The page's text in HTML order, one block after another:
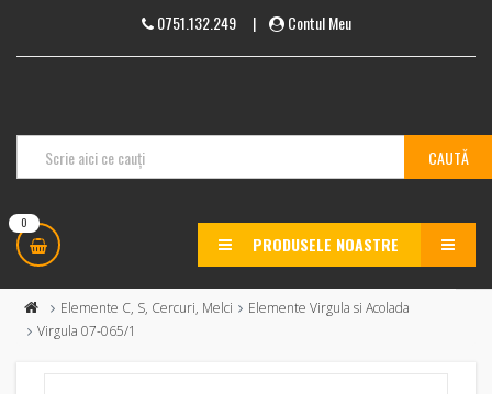
0751.132.249| Contul Meu
0
PRODUSELE NOASTRE MENU
Elemente C, S, Cercuri, Melci
Elemente Virgula si Acolada
Virgula 07-065/1